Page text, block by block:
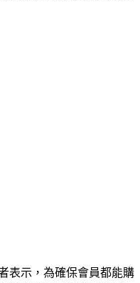
等共逾十款品項從3月27